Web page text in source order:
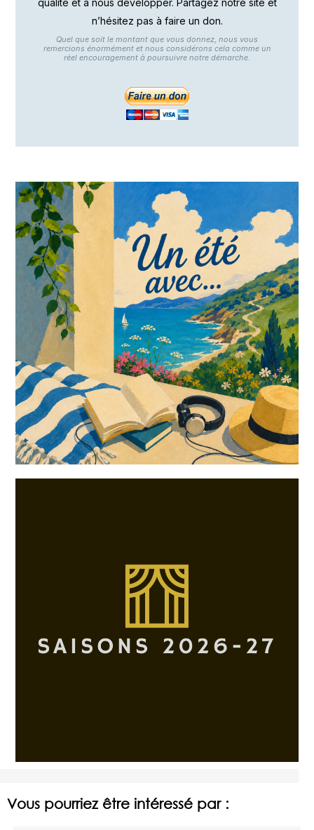
qualité et à nous développer. Partagez notre site et
n’hésitez pas à faire un don.
Quel que soit le montant que vous donnez, nous vous
remercions énormément et nous considérons cela comme un
réel encouragement à poursuivre notre démarche.
Vous pourriez être intéressé par :